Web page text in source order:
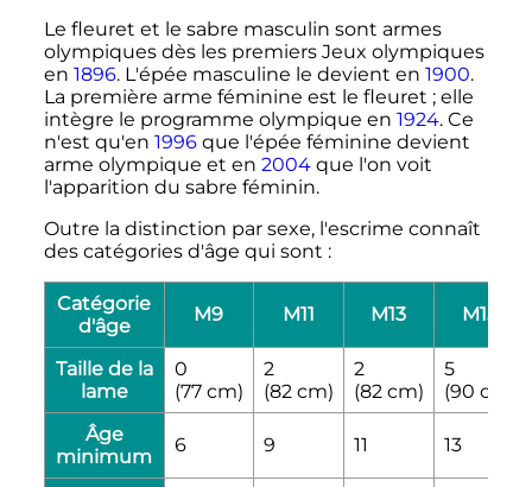
Le fleuret et le sabre masculin sont armes
olympiques dès les premiers Jeux olympiques
en 1896. L'épée masculine le devient en 1900.
La première arme féminine est le fleuret ; elle
intègre le programme olympique en 1924. Ce
n'est qu'en 1996que l'épée féminine devient
arme olympique et en 2004que l'on voit
l'apparition du sabre féminin.
Outre la distinction par sexe, l'escrime connaît
des catégories d'âge qui sont :
Catégorie
d'âge
M9 M11 M13 M15
Taille de la
lame
0
(77 cm)
2
(82 cm)
2
(82 cm)
5
(90 cm
Âge
minimum
6 9 11 13